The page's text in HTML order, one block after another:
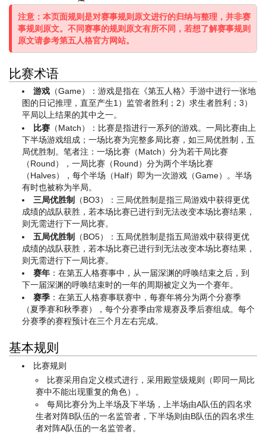
注意：本页面规则是对赛事规则原文进行的归纳与整理，并非赛
事规则原文。不同赛事的规则原文有所不同，若想了解赛事规则
原文请参考第五人格官方网站。
比赛术语
游戏 （Game）：游戏是指在《第五人格》手游中进行一张地
图的日记推理，直至产生1）监管者胜利；2）求生者胜利；3）
平局以上结果的其中之一。
比赛 （Match）：比赛是指进行一系列的游戏。一局比赛由上
下半场游戏组成；一场比赛为完整多局比赛，如三局优胜制，五
局优胜制。笔者注：一场比赛（Match）分为若干局比赛
（Round），一局比赛（Round）分为两个半场比赛
（Halves），每个半场（Half）即为一次游戏（Game）。半场
有时也被称为半局。
三局优胜制
（BO3）：三局优胜制是指三局游戏中获得更优
成绩的战队获胜，若本场比赛已进行到无法改变本场比赛结果，
则无需进行下一局比赛。
五局优胜制
（BO5）：五局优胜制是指五局游戏中获得更优
成绩的战队获胜，若本场比赛已进行到无法改变本场比赛结果，
则无需进行下一局比赛。
赛年 ：在第五人格赛事中，从一届深渊的呼唤结束之后，到
下一届深渊的呼唤结束时的一年的周期被定义为一个赛年。
赛季 ：在第五人格赛事联赛中，每赛年将分为两个分赛季
（夏季赛和秋季赛），每个分赛季由常规赛及季后赛组成。每个
分赛季的赛程预计在三个月左右完成。
基本规则
比赛规则
比赛采用自定义模式进行，采用殿堂级规则（即同一局比
赛中不能出现重复的角色）。
每局比赛分为上半场及下半场，上半场由A队伍的四名求
生者对阵B队伍的一名监管者，下半场则由B队伍的四名求生
者对阵A队伍的一名监管者。